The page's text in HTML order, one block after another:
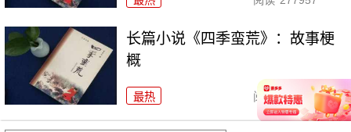
长篇小说《四季蛮荒》：故事梗
概
最热 阅读 193834